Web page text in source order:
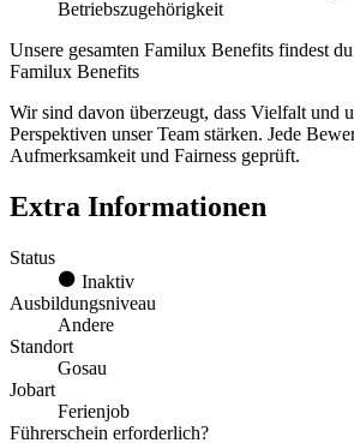
Betriebszugehörigkeit
Unsere gesamten Familux Benefits findest
Familux Benefits
Wir sind davon überzeugt, dass Vielfalt und
Perspektiven unser Team stärken. Jede
Aufmerksamkeit und Fairness geprüft.
Extra Informationen
Status
Inaktiv
Ausbildungsniveau
Andere
Standort
Gosau
Jobart
Ferienjob
Führerschein erforderlich?